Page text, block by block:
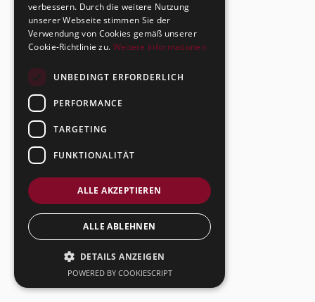
verbessern. Durch die weitere Nutzung
unserer Webseite stimmen Sie der
Verwendung von Cookies gemäß unserer
Cookie-Richtlinie zu. Weitere Informationen
UNBEDINGT ERFORDERLICH
PERFORMANCE
TARGETING
FUNKTIONALITÄT
ALLE AKZEPTIEREN
ALLE ABLEHNEN
DETAILS ANZEIGEN
POWERED BY COOKIESCRIPT